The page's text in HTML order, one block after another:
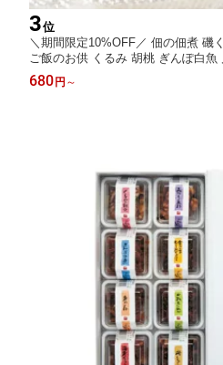
3位
＼期間限定10%OFF／ 佃の佃煮 磯
ご飯のお供 くるみ 胡桃 ぎんぽ白
い和惣菜 ご飯のお供 酒の肴 おつま
メ ギフト 贈り物 内祝い お中元 夏
680 円 ～